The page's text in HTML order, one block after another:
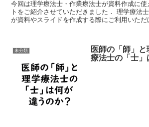
今回は理学療法士・作業療法士が資料作成に使
トをご紹介させていただきました． 理学療法
が資料やスライドを作成する際にご利用いただ
未分類
医師の「師」
療法士の「士」